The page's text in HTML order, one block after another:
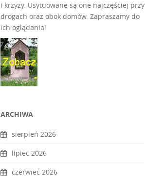
i krzyży. Usytuowane są one najczęściej przy
drogach oraz obok domów. Zapraszamy do
ich oglądania!
ARCHIWA
sierpień 2026
lipiec 2026
czerwiec 2026